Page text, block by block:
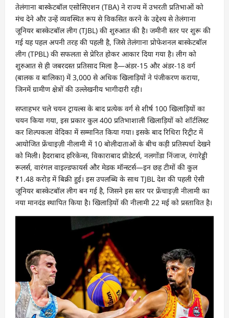
तेलंगाना बास्केटबॉल एसोसिएशन (TBA) ने राज्य में उभरती प्रतिभाओं को
मंच देने और उन्हें व्यवस्थित रूप से विकसित करने के उद्देश्य से तेलंगाना
जूनियर बास्केटबॉल लीग (TJBL) की शुरुआत की है। जमीनी स्तर पर शुरू की
गई यह पहल अपनी तरह की पहली है, जिसे तेलंगाना प्रोफेशनल बास्केटबॉल
लीग (TPBL) की सफलता से प्रेरित होकर आकार दिया गया है। लीग को
शुरुआत से ही जबरदस्त प्रतिसाद मिला है—अंडर-15 और अंडर-18 वर्ग
(बालक व बालिका) में 3,000 से अधिक खिलाड़ियों ने पंजीकरण कराया,
जिनमें ग्रामीण क्षेत्रों की उल्लेखनीय भागीदारी रही।
सप्ताहभर चले चयन ट्रायल्स के बाद प्रत्येक वर्ग से शीर्ष 100 खिलाड़ियों का
चयन किया गया, इस प्रकार कुल 400 प्रतिभाशाली खिलाड़ियों को शॉर्टलिस्ट
कर शिल्पकला वेदिका में सम्मानित किया गया। इसके बाद रिधिरा रिट्रीट में
आयोजित फ्रेंचाइज़ी नीलामी में 10 बोलीदाताओं के बीच कड़ी प्रतिस्पर्धा देखने
को मिली। हैदराबाद हरिकेन्स, विकाराबाद प्रीडेटर्स, नलगोंडा निंजाज, रंगारेड्डी
रूलर्स, वारंगल वाइल्डफायर्स और मेडक मॉन्स्टर्स—इन छह टीमों की कुल
₹1.48 करोड़ में बिक्री हुई। इस उपलब्धि के साथ TJBL देश की पहली ऐसी
जूनियर बास्केटबॉल लीग बन गई है, जिसने इस स्तर पर फ्रेंचाइज़ी नीलामी का
नया मानदंड स्थापित किया है। खिलाड़ियों की नीलामी 22 मई को प्रस्तावित है।